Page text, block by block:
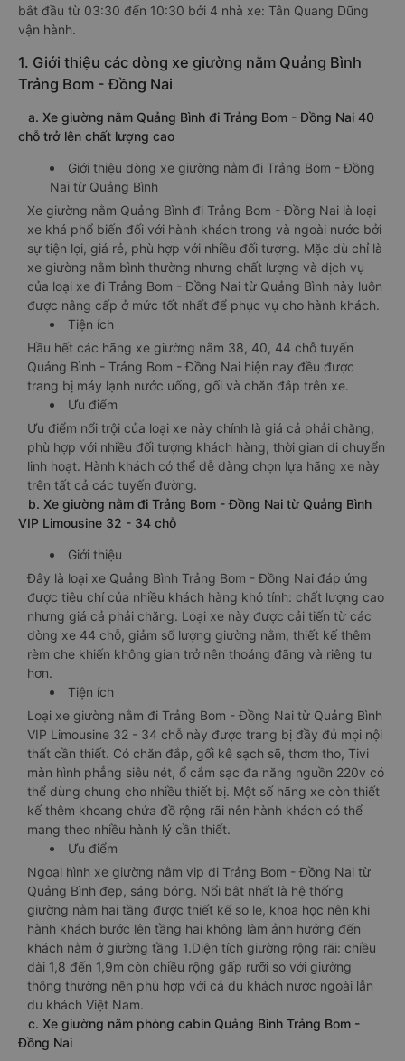
bắt đầu từ 03:30 đến 10:30 bởi 4 nhà xe: Tân Quang Dũng
vận hành.
1. Giới thiệu các dòng xe giường nằm Quảng Bình
Trảng Bom - Đồng Nai
a. Xe giường nằm Quảng Bình đi Trảng Bom - Đồng Nai 40
chỗ trở lên chất lượng cao
Giới thiệu dòng xe giường nằm đi Trảng Bom - Đồng
Nai từ Quảng Bình
Xe giường nằm Quảng Bình đi Trảng Bom - Đồng Nai là loại
xe khá phổ biến đối với hành khách trong và ngoài nước bởi
sự tiện lợi, giá rẻ, phù hợp với nhiều đối tượng. Mặc dù chỉ là
xe giường nằm bình thường nhưng chất lượng và dịch vụ
của loại xe đi Trảng Bom - Đồng Nai từ Quảng Bình này luôn
được nâng cấp ở mức tốt nhất để phục vụ cho hành khách.
Tiện ích
Hầu hết các hãng xe giường nằm 38, 40, 44 chỗ tuyến
Quảng Bình - Trảng Bom - Đồng Nai hiện nay đều được
trang bị máy lạnh nước uống, gối và chăn đắp trên xe.
Ưu điểm
Ưu điểm nổi trội của loại xe này chính là giá cả phải chăng,
phù hợp với nhiều đối tượng khách hàng, thời gian di chuyển
linh hoạt. Hành khách có thể dễ dàng chọn lựa hãng xe này
trên tất cả các tuyến đường.
b. Xe giường nằm đi Trảng Bom - Đồng Nai từ Quảng Bình
VIP Limousine 32 - 34 chỗ
Giới thiệu
Đây là loại xe Quảng Bình Trảng Bom - Đồng Nai đáp ứng
được tiêu chí của nhiều khách hàng khó tính: chất lượng cao
nhưng giá cả phải chăng. Loại xe này được cải tiến từ các
dòng xe 44 chỗ, giảm số lượng giường nằm, thiết kế thêm
rèm che khiến không gian trở nên thoáng đãng và riêng tư
hơn.
Tiện ích
Loại xe giường nằm đi Trảng Bom - Đồng Nai từ Quảng Bình
VIP Limousine 32 - 34 chỗ này được trang bị đầy đủ mọi nội
thất cần thiết. Có chăn đắp, gối kê sạch sẽ, thơm tho, Tivi
màn hình phẳng siêu nét, ổ cắm sạc đa năng nguồn 220v có
thể dùng chung cho nhiều thiết bị. Một số hãng xe còn thiết
kế thêm khoang chứa đồ rộng rãi nên hành khách có thể
mang theo nhiều hành lý cần thiết.
Ưu điểm
Ngoại hình xe giường nằm vip đi Trảng Bom - Đồng Nai từ
Quảng Bình đẹp, sáng bóng. Nổi bật nhất là hệ thống
giường nằm hai tầng được thiết kế so le, khoa học nên khi
hành khách bước lên tầng hai không làm ảnh hưởng đến
khách nằm ở giường tầng 1.Diện tích giường rộng rãi: chiều
dài 1,8 đến 1,9m còn chiều rộng gấp rưỡi so với giường
thông thường nên phù hợp với cả du khách nước ngoài lẫn
du khách Việt Nam.
c. Xe giường nằm phòng cabin Quảng Bình Trảng Bom -
Đồng Nai